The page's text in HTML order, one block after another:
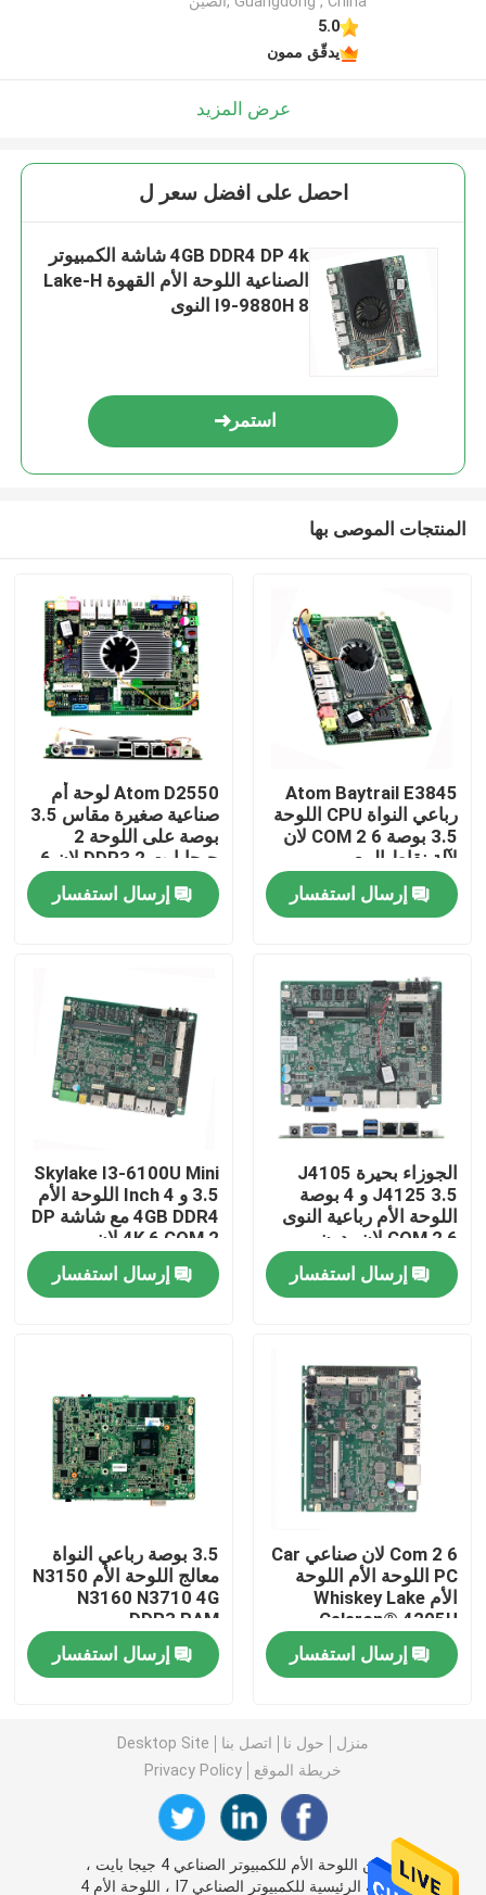
المنتجات
حول بنا
جولة في المعمل
ضبط الجودة
اتصل بنا
طلب اقتباس
كمبيوتر صناعي صغير
كمبيوتر لوحي وعرة
كمبيوتر جدار الحماية
جهاز كمبيوتر صغير مزدوج LAN
كمبيوتر لوحي صناعي
جهاز الكمبيوتر الخاص بالتعدين المشفر
اللوحة الأم ميني Itx
3.5 و 4 بوصة اللوحة الأم
5.0
يدقّق ممون
عرض المزيد
احصل على افضل سعر ل
4GB DDR4 DP 4k شاشة الكمبيوتر
الصناعية اللوحة الأم القهوة Lake-H
I9-9880H 8 النوى
استمر
المنتجات الموصى بها
Atom Baytrail E3845
رباعي النواة CPU اللوحة
3.5 بوصة 6 COM 2 لان
لآلة نقاط البيع
إرسال استفسار
Atom D2550 لوحة أم
صناعية صغيرة مقاس 3.5
بوصة على اللوحة 2
جيجابايت DDR3 2 لان 6
COM
إرسال استفسار
الجوزاء بحيرة J4105
J4125 3.5 و 4 بوصة
اللوحة الأم رباعية النوى
6 COM 2 لان بدون
مروحة الصناعية
إرسال استفسار
Skylake I3-6100U Mini
3.5 و 4 Inch اللوحة الأم
4GB DDR4 مع شاشة DP
4K 6 COM 2 لان
إرسال استفسار
6 Com 2 لان صناعي Car
PC اللوحة الأم اللوحة
الأم Whiskey Lake
Celeron® 4205U
إرسال استفسار
3.5 بوصة رباعي النواة
معالج اللوحة الأم N3150
N3160 N3710 4G
DDR3 RAM
إرسال استفسار
منزل حول نا اتصل بنا
Desktop Site
خريطة الموقع
Privacy Policy
الصين اللوحة الأم للكمبيوتر الصناعي 4 جيجا بايت ،
اللوحة الرئيسية للكمبيوتر الصناعي I7 ، اللوحة الأم 4